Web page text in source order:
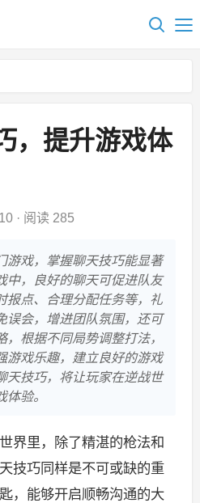
，提升游戏体
· 阅读 285
游戏，掌握聊天技巧能显著
中，良好的聊天可促进队友
报点、合理分配任务等，礼
误会，增进团队氛围，还可
根据不同局势调整打法，
游戏乐趣，建立良好的游戏
天技巧，将让玩家在逆战世
验。
界里，除了精湛的枪法和
技巧同样是不可或缺的重
，能够开启顺畅沟通的大